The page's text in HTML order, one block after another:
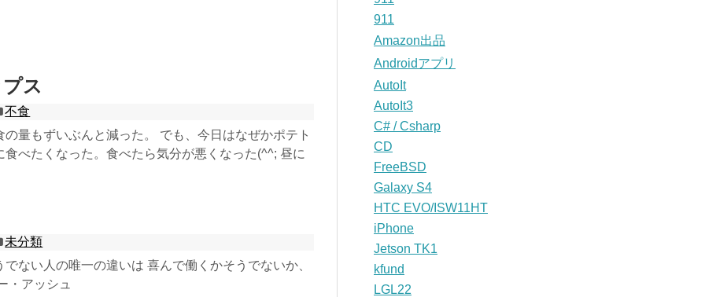
ス
不食
の量もずいぶんと減った。 でも、今日はなぜかポテト
食べたくなった。食べたら気分が悪くなった(^^; 昼に
未分類
ない人の唯一の違いは 喜んで働くかそうでないか、
・アッシュ
911
Amazon出品
Androidアプリ
AutoIt
AutoIt3
C# / Csharp
CD
FreeBSD
Galaxy S4
HTC EVO/ISW11HT
iPhone
Jetson TK1
kfund
LGL22